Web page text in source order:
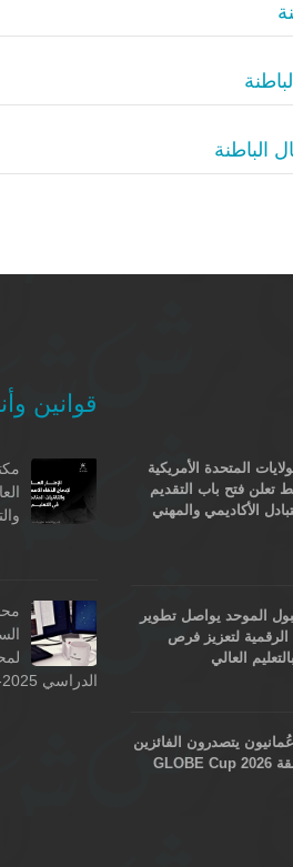
المتحدة الأمريكية
فتح باب التقديم
الأكاديمي والمهني
الموحد يواصل تطوير
لتعزيز فرص
العالي
يتصدرون الفائزين
في مسابقة GLOBE Cup 2026
قوانين
الدراسي 2025-2026م